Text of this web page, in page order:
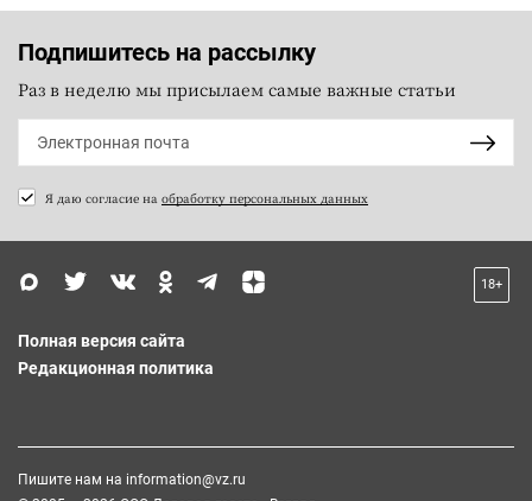
Подпишитесь на рассылку
Раз в неделю мы присылаем самые важные статьи
Я даю согласие на обработку персональных данных
18+
Полная версия сайта
Редакционная политика
Пишите нам на information@vz.ru